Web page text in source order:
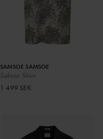
Sakvist Shirt
SAMSOE SAMSOE
1 499 SEK